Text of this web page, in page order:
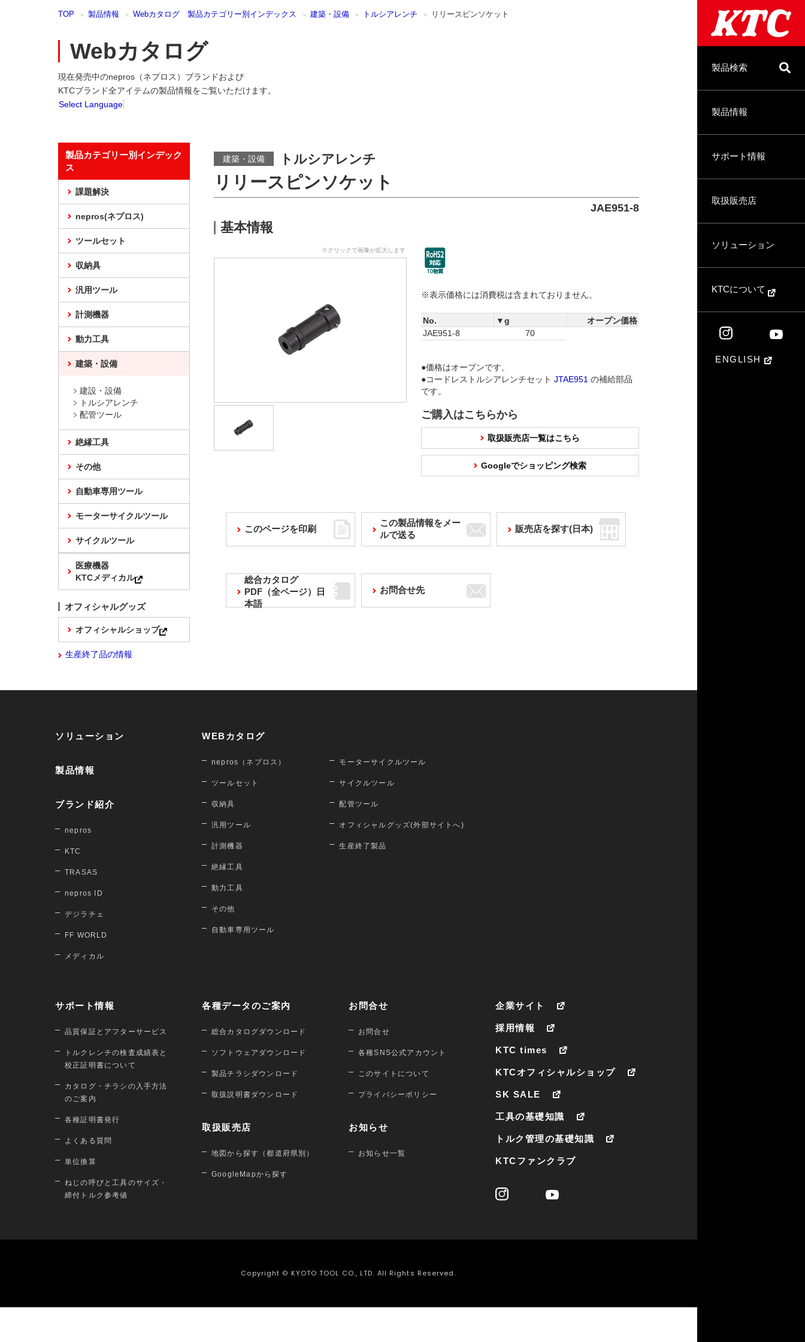
製品検索
製品情報
サポート情報
取扱販売店
ソリューション
KTCについて
ENGLISH
TOP 製品情報 Webカタログ 製品カテゴリー別インデックス 建築・設備 トルシアレンチ リリースピンソケット
Webカタログ
現在発売中のnepros（ネプロス）ブランドおよび
KTCブランド全アイテムの製品情報をご覧いただけます。
Select Language
建築・設備 トルシアレンチ
リリースピンソケット
JAE951-8
基本情報
※クリックで画像が拡大します
※表示価格には消費税は含まれておりません。
No. ▼g
オープン価格
JAE951-8
70
●価格はオープンです。
●コードレストルシアレンチセット JTAE951 の補給部品
です。
ご購入はこちらから
取扱販売店一覧はこちら
Googleでショッピング検索
このページを印刷
この製品情報をメー
ルで送る
販売店を探す(日本)
総合カタログ
PDF（全ページ）日
本語
お問合せ先
製品カテゴリー別インデック
ス
課題解決
nepros(ネプロス)
ツールセット
収納具
汎用ツール
計測機器
動力工具
建築・設備
建設・設備
トルシアレンチ
配管ツール
絶縁工具
その他
自動車専用ツール
モーターサイクルツール
サイクルツール
医療機器
KTCメディカル
オフィシャルグッズ
オフィシャルショップ
生産終了品の情報
ソリューション
製品情報
ブランド紹介
nepros
KTC
TRASAS
nepros ID
デジラチェ
FF WORLD
メディカル
WEBカタログ
nepros（ネプロス）
ツールセット
収納具
汎用ツール
計測機器
絶縁工具
動力工具
その他
自動車専用ツール
モーターサイクルツール
サイクルツール
配管ツール
オフィシャルグッズ(外部サイトへ)
生産終了製品
サポート情報
品質保証とアフターサービス
トルクレンチの検査成績表と
校正証明書について
カタログ・チラシの入手方法
のご案内
各種証明書発行
よくある質問
単位換算
ねじの呼びと工具のサイズ・
締付トルク参考値
各種データのご案内
総合カタログダウンロード
ソフトウェアダウンロード
製品チラシダウンロード
取扱説明書ダウンロード
取扱販売店
地図から探す（都道府県別）
GoogleMapから探す
お問合せ
お問合せ
各種SNS公式アカウント
このサイトについて
プライバシーポリシー
お知らせ
お知らせ一覧
企業サイト
採用情報
KTC times
KTCオフィシャルショップ
SK SALE
工具の基礎知識
トルク管理の基礎知識
KTCファンクラブ
Copyright © KYOTO TOOL CO., LTD. All Rights Reserved.